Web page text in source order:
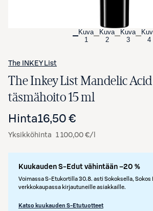
Kuva
1
Kuva
2
Kuva
3
4
The INKEY List
The Inkey List Mandelic
täsmähoito 15 ml
Hinta16,50 €
Yksikköhinta 1 100,00 €/l
Kuukauden S-Edut vähintään –20 %
Voimassa S-Etukortilla 30.8. asti Sokoksella, Sokos
verkkokaupassa kirjautuneille asiakkaille.
Katso kuukauden S-Etutuotteet